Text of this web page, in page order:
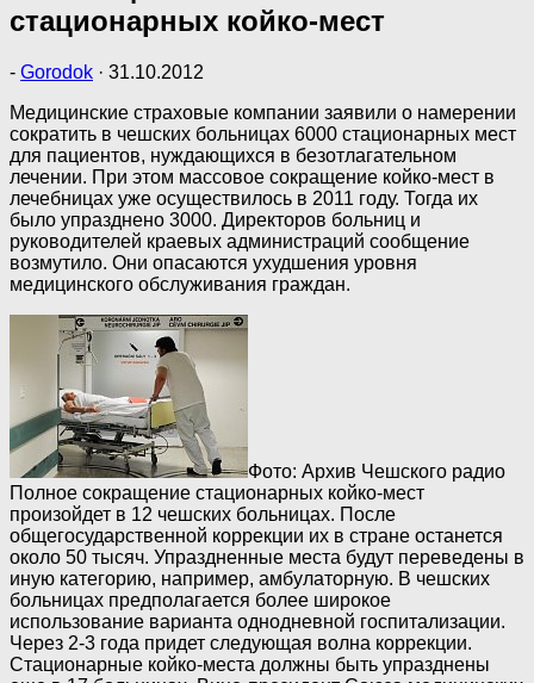
стационарных койко-мест
- Gorodok · 31.10.2012
Медицинские страховые компании заявили о намерении
сократить в чешских больницах 6000 стационарных мест
для пациентов, нуждающихся в безотлагательном
лечении. При этом массовое сокращение койко-мест в
лечебницах уже осуществилось в 2011 году. Тогда их
было упразднено 3000. Директоров больниц и
руководителей краевых администраций сообщение
возмутило. Они опасаются ухудшения уровня
медицинского обслуживания граждан.
Фото: Архив Чешского радио
Полное сокращение стационарных койко-мест
произойдет в 12 чешских больницах. После
общегосударственной коррекции их в стране останется
около 50 тысяч. Упраздненные места будут переведены в
иную категорию, например, амбулаторную. В чешских
больницах предполагается более широкое
использование варианта однодневной госпитализации.
Через 2-3 года придет следующая волна коррекции.
Стационарные койко-места должны быть упразднены